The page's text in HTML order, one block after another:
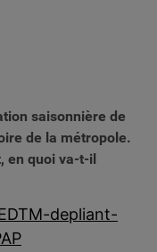
saisonnière de
de la métropole.
en quoi va-t-il
depliant-